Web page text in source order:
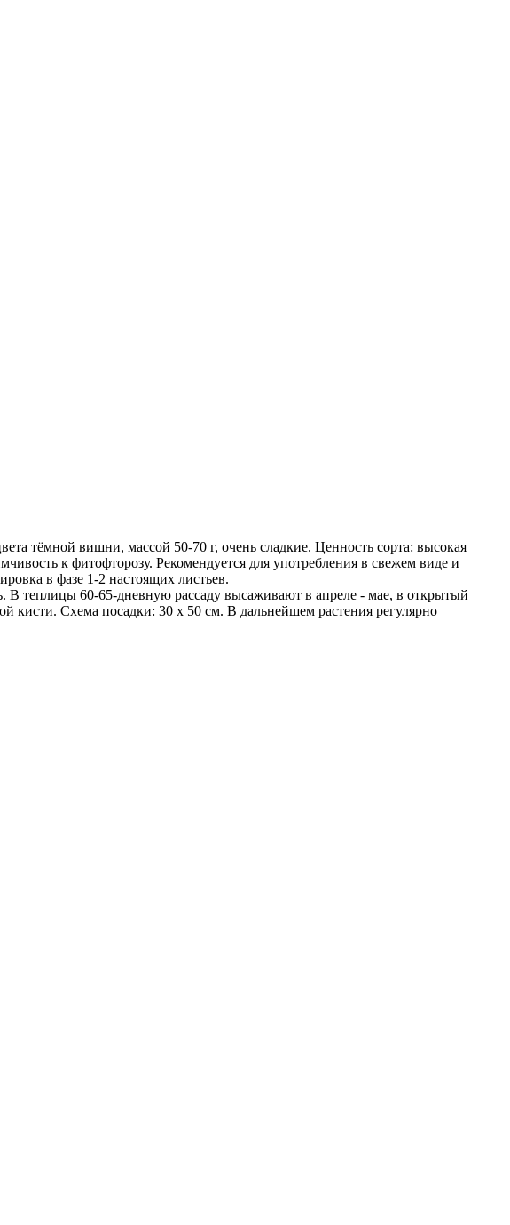
тёмной вишни, массой 50-70 г, очень сладкие. Ценность сорта: высокая
к фитофторозу. Рекомендуется для употребления в свежем виде и
в фазе 1-2 настоящих листьев.
В теплицы 60-65-дневную рассаду высаживают в апреле - мае, в открытый
кисти. Схема посадки: 30 х 50 см. В дальнейшем растения регулярно